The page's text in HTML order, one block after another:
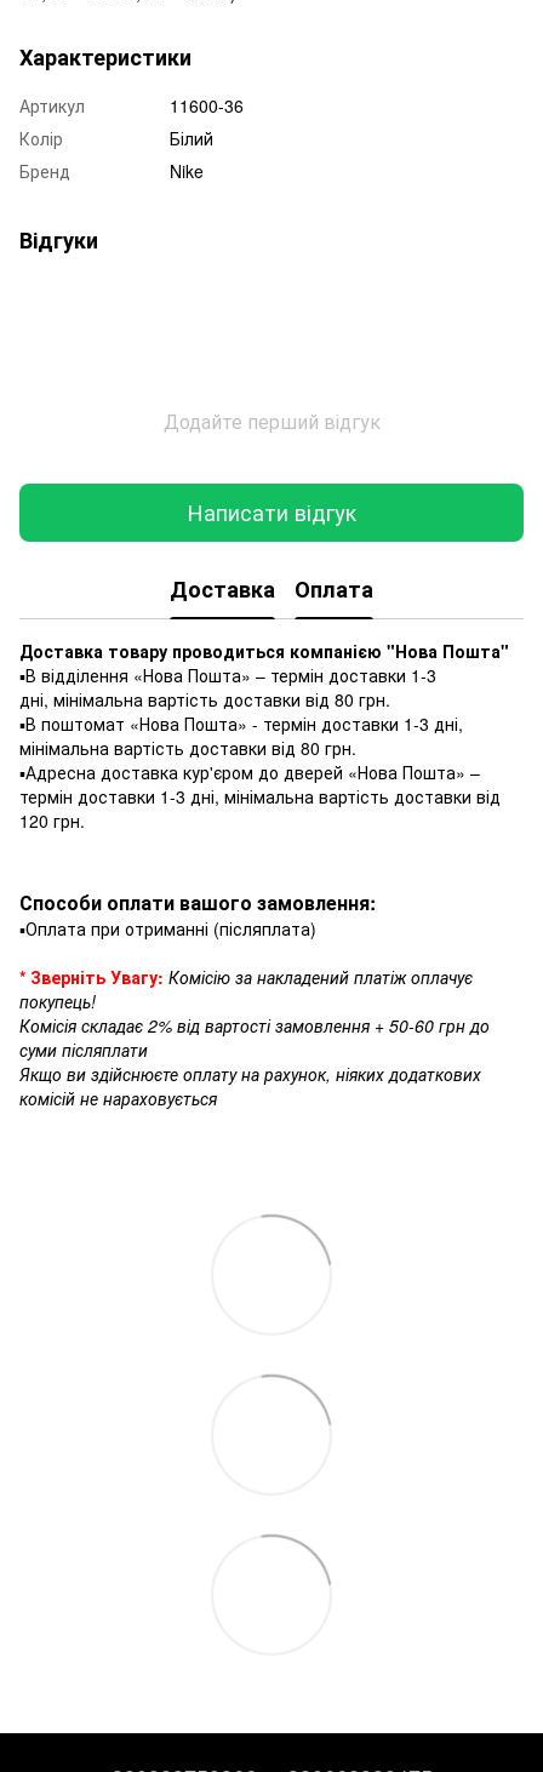
Характеристики
Артикул
11600-36
Колір
Білий
Бренд
Nike
Відгуки
Додайте перший відгук
Написати відгук
Доставка Оплата
Доставка товару проводиться компанією "Нова Пошта"
▪️В відділення «Нова Пошта» – термін доставки 1-3
дні, мінімальна вартість доставки від 80 грн.
▪️В поштомат «Нова Пошта» - термін доставки 1-3 дні,
мінімальна вартість доставки від 80 грн.
▪️Адресна доставка кур'єром до дверей «Нова Пошта» –
термін доставки 1-3 дні, мінімальна вартість доставки від
120 грн.
Способи оплати вашого замовлення:
▪️Оплата при отриманні (післяплата)
* Зверніть Увагу: Комісію за накладений платіж оплачує
покупець!
Комісія складає 2% від вартості замовлення + 50-60 грн до
суми післяплати
Якщо ви здійснюєте оплату на рахунок, ніяких додаткових
комісій не нараховується